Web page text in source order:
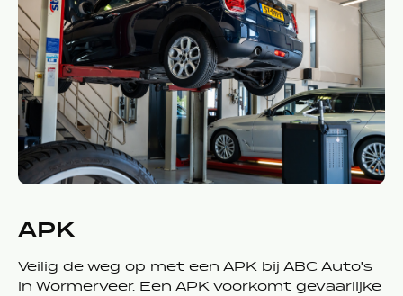
APK
Veilig de weg op met een APK bij ABC Auto's
in Wormerveer. Een APK voorkomt gevaarlijke